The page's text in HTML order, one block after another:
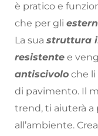
è pratico e
che per gli
La sua struttura
resistente e
antiscivolo che li
di pavimento. Il
trend, ti aiuterà a
all’ambiente.